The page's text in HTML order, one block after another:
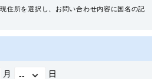
住所を選択し、お問い合わせ内容に国名の記
月 日